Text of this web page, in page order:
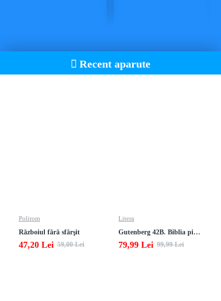
Recent aparute
Polirom
Războiul fără sfârşit
47,20 Lei 59,00 Lei
Litera
Gutenberg 42B. Biblia pierduta
79,99 Lei 99,99 Lei